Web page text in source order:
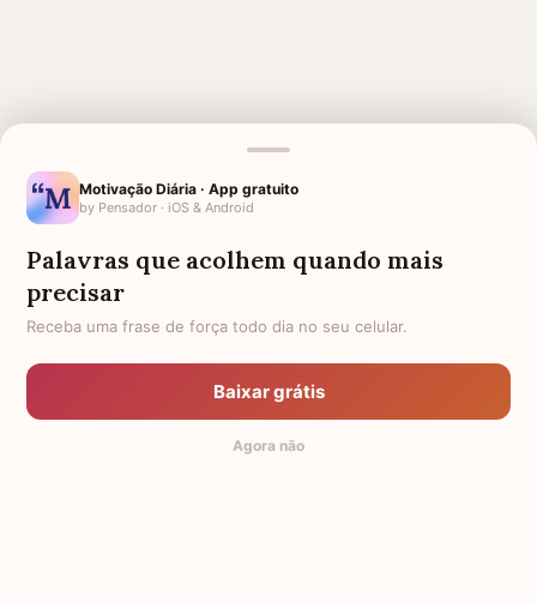
MENSAGENS RELACIONADAS
DESPEDIDA DE COLEGA DE
TRABALHO QUE VAI EMBORA
DESPEDIDA PARA AVÓ
DESPEDIDA PARA ANIMAL DE
DESPEDIDA DE COLEGAS E
TRABALHOU
DESPEDIDA DE MORTE
DESPEDIDA E AGRADECIMENTO
Motivação Diária · App gratuito
by Pensador · iOS & Android
Palavras que acolhem quando mais
precisar
Receba uma frase de força todo dia no seu celular.
Baixar grátis
Agora não